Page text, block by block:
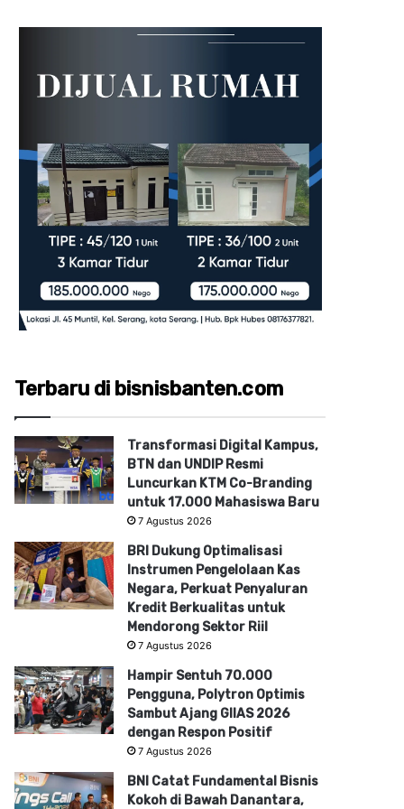
Terbaru di bisnisbanten.com
Transformasi Digital Kampus,
BTN dan UNDIP Resmi
Luncurkan KTM Co-Branding
untuk 17.000 Mahasiswa Baru
7 Agustus 2026
BRI Dukung Optimalisasi
Instrumen Pengelolaan Kas
Negara, Perkuat Penyaluran
Kredit Berkualitas untuk
Mendorong Sektor Riil
7 Agustus 2026
Hampir Sentuh 70.000
Pengguna, Polytron Optimis
Sambut Ajang GIIAS 2026
dengan Respon Positif
7 Agustus 2026
BNI Catat Fundamental Bisnis
Kokoh di Bawah Danantara,